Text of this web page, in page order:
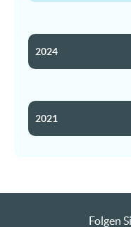
2024
2021
Folgen